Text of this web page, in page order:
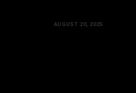
AUGUST 20, 2025